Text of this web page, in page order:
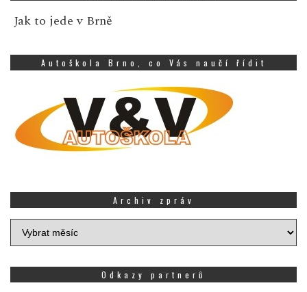
Jak to jede v Brně
Autoškola Brno, co Vás naučí řídit
Archiv zpráv
Archiv
zpráv
Odkazy partnerů